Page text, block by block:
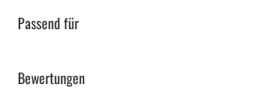
Passend für
Bewertungen